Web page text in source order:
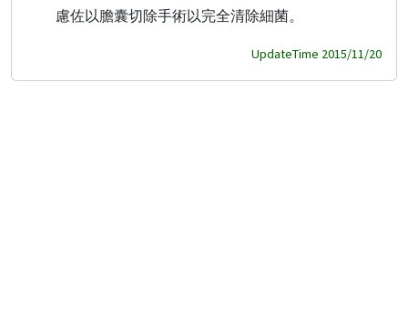
慮佐以膽囊切除手術以完全清除細菌。
UpdateTime 2015/11/20